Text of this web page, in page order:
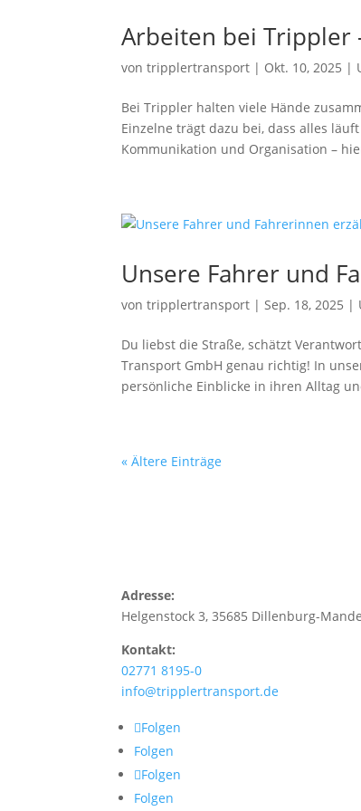
Arbeiten bei Trippler
vontripplertransport | Okt. 10, 2025 |
Bei Trippler halten viele Hände
Einzelne trägt dazu bei, dass alles
Kommunikation und Organisation –
Unsere Fahrer und
vontripplertransport |Sep. 18, 2025 |
Du liebst die Straße, schätzt
Transport GmbH genau richtig! In
persönliche Einblicke in ihren Alltag
« Ältere Einträge
Adresse:
Helgenstock 3, 35685 Dillenburg-
Kontakt:
02771 8195-0
info@tripplertransport.de
Folgen
Folgen
Folgen
Folgen